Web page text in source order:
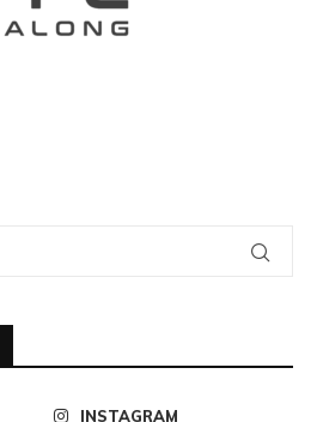
INSTAGRAM